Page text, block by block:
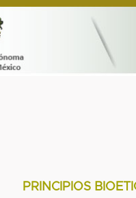
PRINCIPIOS